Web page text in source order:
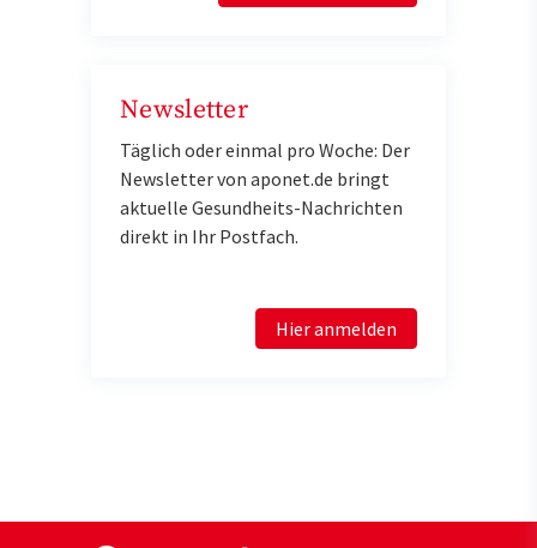
Newsletter
Täglich oder einmal pro Woche: Der
Newsletter von aponet.de bringt
aktuelle Gesundheits-Nachrichten
direkt in Ihr Postfach.
Hier anmelden